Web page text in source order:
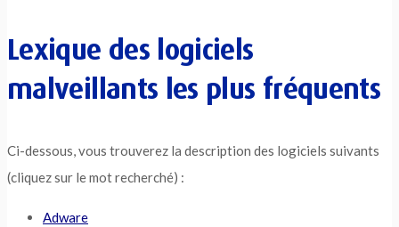
Lexique des logiciels
malveillants les plus fréquents
Ci-dessous, vous trouverez la description des logiciels suivants
(cliquez sur le mot recherché) :
Adware